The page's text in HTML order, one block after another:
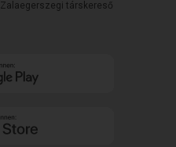
Zalaegerszegi társkereső